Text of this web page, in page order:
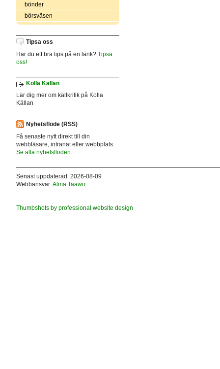
bönder
börsväsen
Tipsa oss
Har du ett bra tips på en länk? Tipsa
oss!
Kolla Källan
Lär dig mer om källkritik på Kolla
Källan
Nyhetsflöde (RSS)
Få senaste nytt direkt till din
webbläsare, intranät eller webbplats.
Se alla nyhetsflöden.
Senast uppdaterad: 2026-08-09
Webbansvar:Alma Taawo
Thumbshots by professional website design